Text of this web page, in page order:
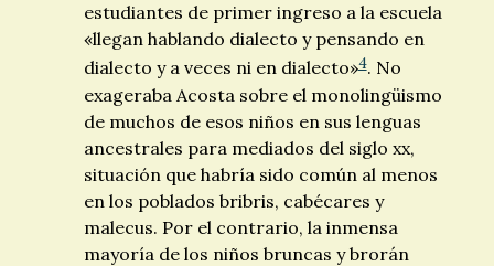
estudiantes de primer ingreso a la escuela
«llegan hablando dialecto y pensando en
dialecto y a veces ni en dialecto»4. No
exageraba Acosta sobre el monolingüismo
de muchos de esos niños en sus lenguas
ancestrales para mediados del siglo xx,
situación que habría sido común al menos
en los poblados bribris, cabécares y
malecus. Por el contrario, la inmensa
mayoría de los niños bruncas y brorán